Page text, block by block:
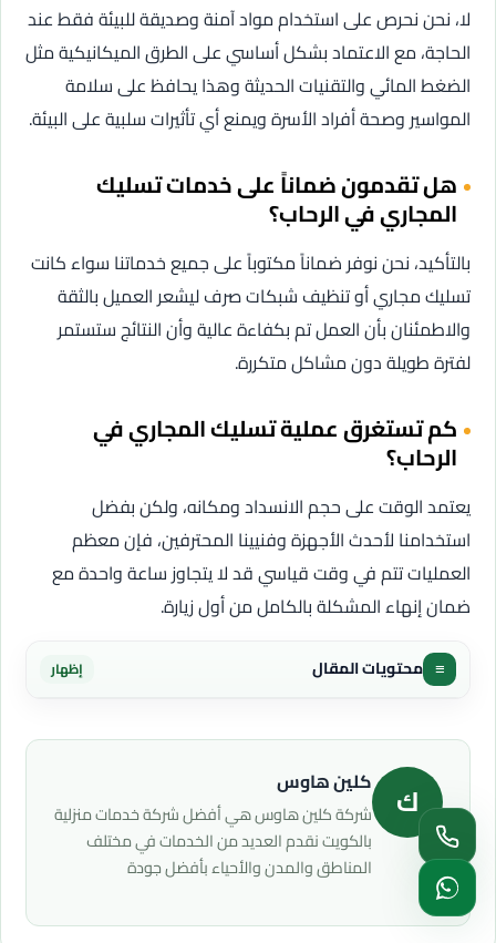
لا، نحن نحرص على استخدام مواد آمنة وصديقة للبيئة فقط عند
الحاجة، مع الاعتماد بشكل أساسي على الطرق الميكانيكية مثل
الضغط المائي والتقنيات الحديثة وهذا يحافظ على سلامة
المواسير وصحة أفراد الأسرة ويمنع أي تأثيرات سلبية على البيئة.
هل تقدمون ضماناً على خدمات تسليك
المجاري في الرحاب؟
بالتأكيد، نحن نوفر ضماناً مكتوباً على جميع خدماتنا سواء كانت
تسليك مجاري أو تنظيف شبكات صرف ليشعر العميل بالثقة
والاطمئنان بأن العمل تم بكفاءة عالية وأن النتائج ستستمر
لفترة طويلة دون مشاكل متكررة.
كم تستغرق عملية تسليك المجاري في
الرحاب؟
يعتمد الوقت على حجم الانسداد ومكانه، ولكن بفضل
استخدامنا لأحدث الأجهزة وفنيينا المحترفين، فإن معظم
العمليات تتم في وقت قياسي قد لا يتجاوز ساعة واحدة مع
ضمان إنهاء المشكلة بالكامل من أول زيارة.
≡ محتويات المقال إظهار
ك كلين هاوس
شركة كلين هاوس هي أفضل شركة خدمات منزلية
بالكويت نقدم العديد من الخدمات في مختلف
المناطق والمدن والأحياء بأفضل جودة